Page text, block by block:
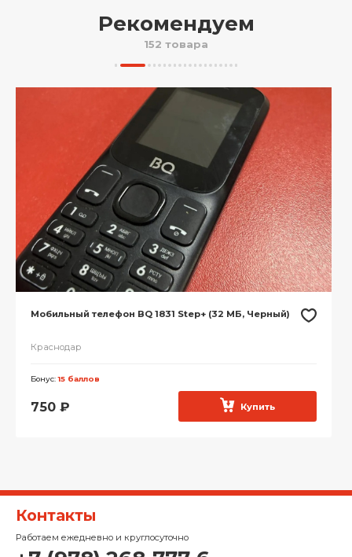
Рекомендуем
152 товара
Мобильный телефон BQ 1831 Step+ (32 МБ, Черный)
Краснодар
Бонус:15 баллов
750 ₽ Купить
Контакты
Работаем ежедневно и круглосуточно